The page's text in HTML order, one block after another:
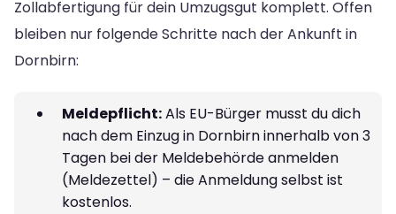
Zollabfertigung für dein Umzugsgut komplett. Offen
bleiben nur folgende Schritte nach der Ankunft in
Dornbirn:
Meldepflicht:Als EU-Bürger musst du dich
nach dem Einzug in Dornbirn innerhalb von 3
Tagen bei der Meldebehörde anmelden
(Meldezettel) – die Anmeldung selbst ist
kostenlos.